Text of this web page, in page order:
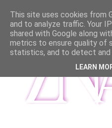
This site uses cookies from
and to analyze traffic. Your
shared with Google along
metrics to ensure quality of
statistics, and to detect and
LEARN